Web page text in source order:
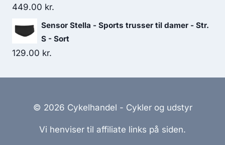
449.00 kr.
Sensor Stella - Sports trusser til damer - Str.
S - Sort
129.00 kr.
© 2026 Cykelhandel - Cykler og udstyr
Vi henviser til affiliate links på siden.